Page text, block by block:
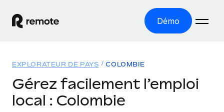
Démo
EMPLOI À L’INTERNATIONAL
Solutions
EXPLORATEUR DE PAYS COLOMBIE
Gérez facilement l’emploi
local : Colombie